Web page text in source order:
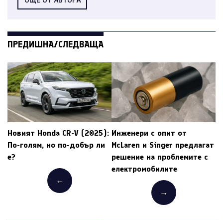
ПРЕДИШНА/СЛЕДВАЩА
Новият Honda CR-V (2025):
По-голям, но по-добър ли
е?
←
Инженери с опит от
McLaren и Singer предлагат
решение на проблемите с
електромобилите
→